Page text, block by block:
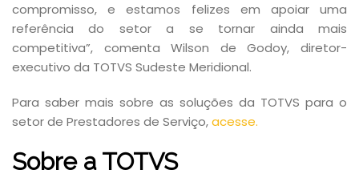
compromisso, e estamos felizes em apoiar uma
referência do setor a se tornar ainda mais
competitiva”, comenta Wilson de Godoy, diretor-
executivo da TOTVS Sudeste Meridional.
Para saber mais sobre as soluções da TOTVS para o
setor de Prestadores de Serviço,acesse.
Sobre a TOTVS